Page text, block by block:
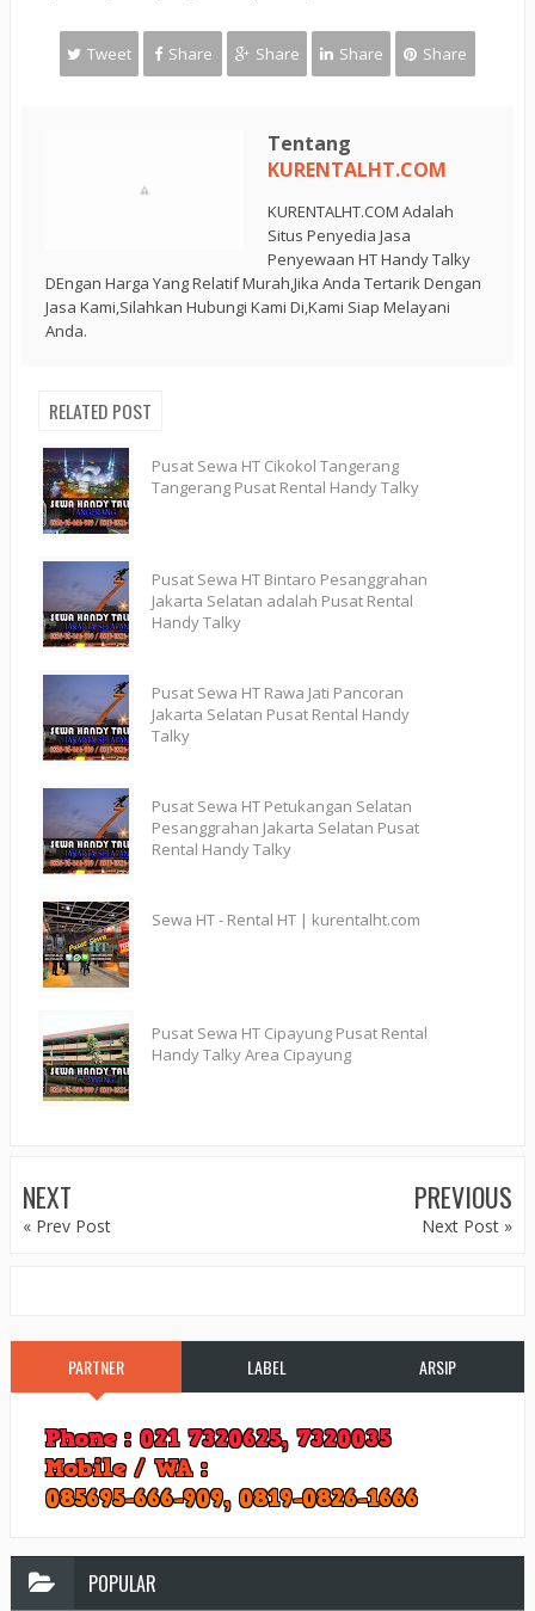
Tweet Share Share Share Share
Tentang
KURENTALHT.COM
KURENTALHT.COM Adalah
Situs Penyedia Jasa
Penyewaan HT Handy Talky
DEngan Harga Yang Relatif Murah,Jika Anda Tertarik Dengan
Jasa Kami,Silahkan Hubungi Kami Di,Kami Siap Melayani
Anda.
RELATED POST
Pusat Sewa HT Cikokol Tangerang
Tangerang Pusat Rental Handy Talky
Pusat Sewa HT Bintaro Pesanggrahan
Jakarta Selatan adalah Pusat Rental
Handy Talky
Pusat Sewa HT Rawa Jati Pancoran
Jakarta Selatan Pusat Rental Handy
Talky
Pusat Sewa HT Petukangan Selatan
Pesanggrahan Jakarta Selatan Pusat
Rental Handy Talky
Sewa HT - Rental HT | kurentalht.com
Pusat Sewa HT Cipayung Pusat Rental
Handy Talky Area Cipayung
NEXT
« Prev Post
PREVIOUS
Next Post »
PARTNER LABEL ARSIP
POPULAR